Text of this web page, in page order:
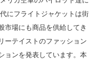
にフライトジャケットは街
市場にも商品を供給してき
ーテイストのファッション
ョンを発表しています。本